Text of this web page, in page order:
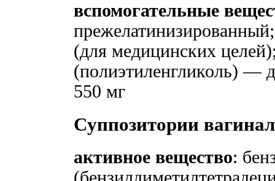
вспомогательные
(для медицинских
(полиэтиленгликоль) —
550 мг
Cуппозитории
активное вещество: